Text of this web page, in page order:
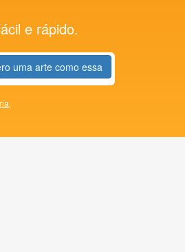
e rápido.
uma arte como essa